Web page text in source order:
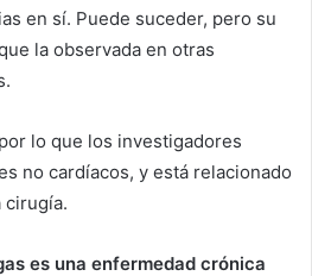
en sí. Puede suceder, pero su
la observada en otras
lo que los investigadores
no cardíacos, y está relacionado
cirugía.
es una enfermedad crónica